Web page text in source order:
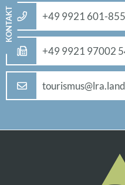
KON­TAKT +49 9921 601-855
+49 9921 97002